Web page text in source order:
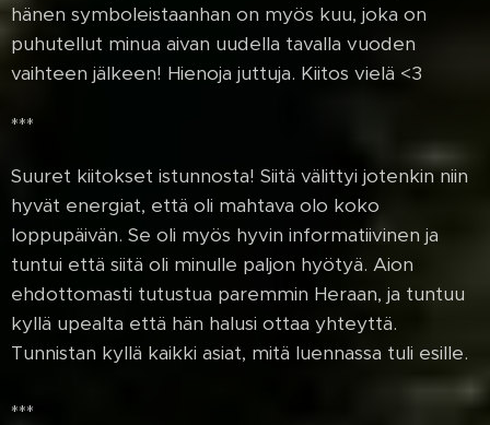
hänen symboleistaanhan on myös kuu, joka on
puhutellut minua aivan uudella tavalla vuoden
vaihteen jälkeen! Hienoja juttuja. Kiitos vielä <3
***
Suuret kiitokset istunnosta! Siitä välittyi jotenkin niin
hyvät energiat, että oli mahtava olo koko
loppupäivän. Se oli myös hyvin informatiivinen ja
tuntui että siitä oli minulle paljon hyötyä. Aion
ehdottomasti tutustua paremmin Heraan, ja tuntuu
kyllä upealta että hän halusi ottaa yhteyttä.
Tunnistan kyllä kaikki asiat, mitä luennassa tuli esille.
***